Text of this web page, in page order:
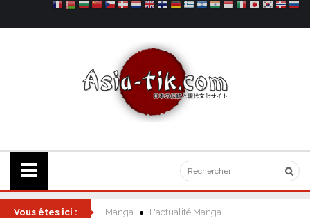
Vous êtes ici : Manga L'actualité Manga